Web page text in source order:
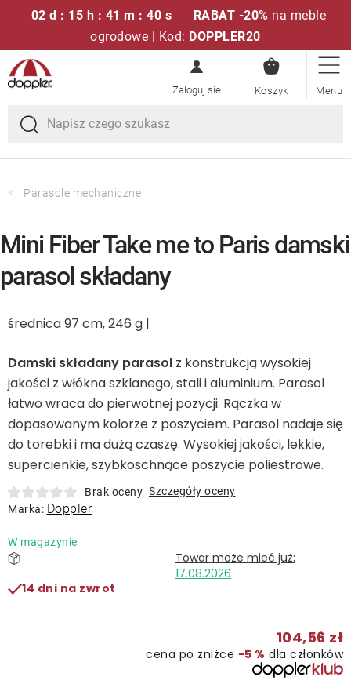
02 d : 15 h : 41 m : 40 s RABAT -20% na meble
ogrodowe | Kod: DOPPLER20
Przejść
do
treści
KOSZYK
Zestawy sof
Parasole ogrodowe
Poduszki i poduszki siedziskowe
Leżaki
Akcesoria
Parasole
Produkty gastronomiczne
Kolekcja
Markowane marki
Parasole mechaniczne
średnica 97 cm, 246 g |
Damski składany parasol z konstrukcją wysokiej
jakości z włókna szklanego, stali i aluminium. Parasol
łatwo wraca do pierwotnej pozycji. Rączka w
dopasowanym kolorze z poszyciem. Parasol nadaje się
do torebki i ma dużą czaszę. Wysokiej jakości, lekkie,
supercienkie, szybkoschnące poszycie poliestrowe.
Brak oceny Szczegóły oceny
Marka: Doppler
W magazynie
17.08.2026
14 dni na zwrot
104,56 zł
cena po zniżce −5 % dla członków
Mini Fiber Take me to Paris damski
parasol składany